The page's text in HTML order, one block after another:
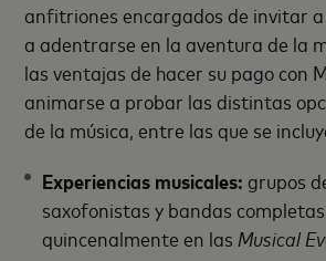
anfitriones encargados de invitar a
a adentrarse en la aventura de la
las ventajas de hacer su pago con
animarse a probar las distintas
de la música, entre las que se
Experiencias musicales:grupos
saxofonistas y bandas
quincenalmente en las Musical